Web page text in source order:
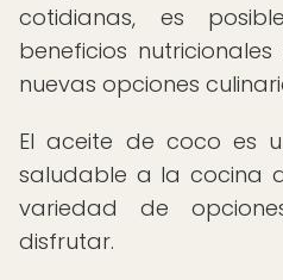
cotidianas, es
beneficios
nuevas opciones
El aceite de coco es
saludable a la cocina
variedad de
disfrutar.